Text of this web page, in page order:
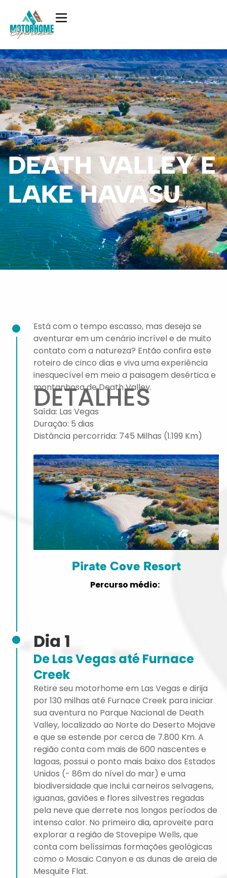
DEATH VALLEY E
LAKE HAVASU
Está com o tempo escasso, mas deseja se
aventurar em um cenário incrível e de muito
contato com a natureza? Então confira este
roteiro de cinco dias e viva uma experiência
inesquecível em meio a paisagem desértica e
montanhosa de Death Valley.
DETALHES
Saída: Las Vegas
Duração: 5 dias
Distância percorrida: 745 Milhas (1.199 Km)
Pirate Cove Resort
Dia 1
De Las Vegas até Furnace
Creek
Retire seu motorhome em Las Vegas e dirija
por 130 milhas até Furnace Creek para iniciar
sua aventura no Parque Nacional de Death
Valley, localizado ao Norte do Deserto Mojave
e que se estende por cerca de 7.800 Km. A
região conta com mais de 600 nascentes e
lagoas, possui o ponto mais baixo dos Estados
Unidos (- 86m do nível do mar) e uma
biodiversidade que inclui carneiros selvagens,
iguanas, gaviões e flores silvestres regadas
pela neve que derrete nos longos períodos de
intenso calor. No primeiro dia, aproveite para
explorar a região de Stovepipe Wells, que
conta com belíssimas formações geológicas
como o Mosaic Canyon e as dunas de areia de
Mesquite Flat.